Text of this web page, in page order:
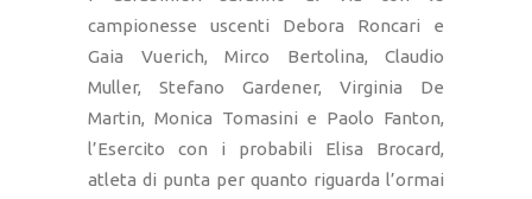
campionesse uscenti Debora Roncari e
Gaia Vuerich, Mirco Bertolina, Claudio
Muller, Stefano Gardener, Virginia De
Martin, Monica Tomasini e Paolo Fanton,
l’Esercito con i probabili Elisa Brocard,
atleta di punta per quanto riguarda l’ormai